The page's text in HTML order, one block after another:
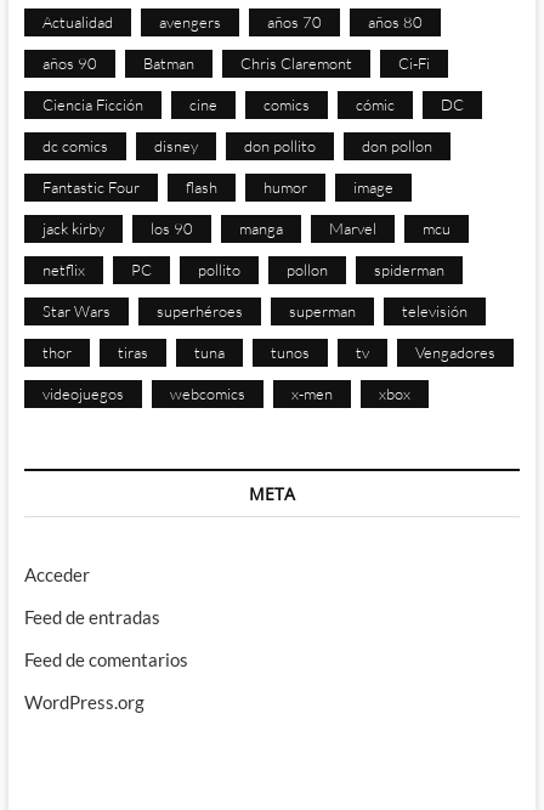
Actualidad avengers años 70 años 80
años 90 Batman Chris Claremont Ci-Fi
Ciencia Ficción cine comics cómic DC
dc comics disney don pollito don pollon
Fantastic Four flash humor image
jack kirby los 90 manga Marvel mcu
netflix PC pollito pollon spiderman
Star Wars superhéroes superman televisión
thor tiras tuna tunos tv Vengadores
videojuegos webcomics x-men xbox
META
Acceder
Feed de entradas
Feed de comentarios
WordPress.org